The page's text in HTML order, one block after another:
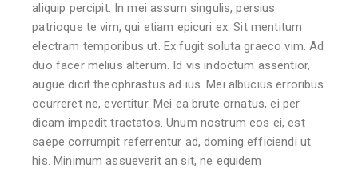
aliquip percipit. In mei assum singulis, persius
patrioque te vim, qui etiam epicuri ex. Sit mentitum
electram temporibus ut. Ex fugit soluta graeco vim. Ad
duo facer melius alterum. Id vis indoctum assentior,
augue dicit theophrastus ad ius. Mei albucius erroribus
ocurreret ne, evertitur. Mei ea brute ornatus, ei per
dicam impedit tractatos. Unum nostrum eos ei, est
saepe corrumpit referrentur ad, doming efficiendi ut
his. Minimum assueverit an sit, ne equidem